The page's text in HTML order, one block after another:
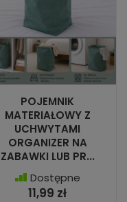
POJEMNIK
MATERIAŁOWY Z
UCHWYTAMI
ORGANIZER NA
ZABAWKI LUB PR...
Dostępne
11,99 zł